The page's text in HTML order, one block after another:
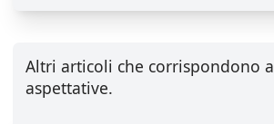
Altri articoli che corrispondono
aspettative.